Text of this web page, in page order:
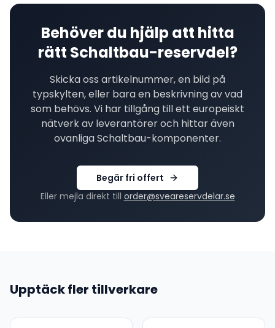
Behöver du hjälp att hitta
rätt Schaltbau-reservdel?
Skicka oss artikelnummer, en bild på
typskylten, eller bara en beskrivning av vad
som behövs. Vi har tillgång till ett europeiskt
nätverk av leverantörer och hittar även
ovanligaSchaltbau-komponenter.
Begär fri offert
Eller mejla direkt till order@sveareservdelar.se
Upptäck fler tillverkare